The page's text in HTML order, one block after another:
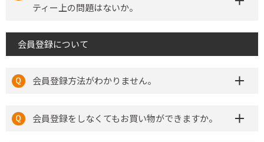
ティー上の問題はないか。
会員登録について
会員登録方法がわかりません。
会員登録をしなくてもお買い物ができますか。